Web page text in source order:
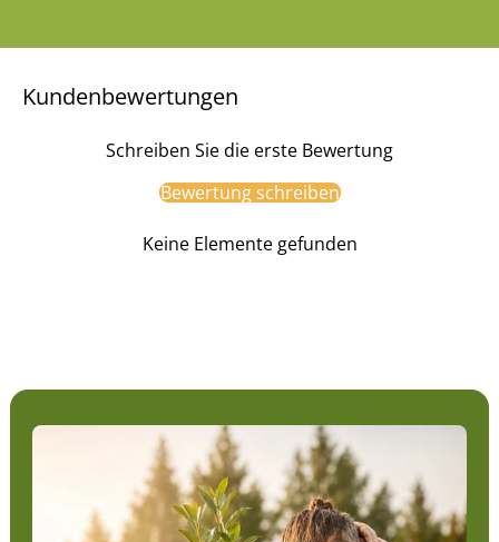
Kundenbewertungen
Schreiben Sie die erste Bewertung
Bewertung schreiben
Keine Elemente gefunden